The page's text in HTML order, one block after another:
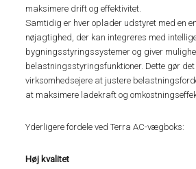
maksimere drift og effektivitet.
Samtidig er hver oplader udstyret med en
nøjagtighed, der kan integreres med
bygningsstyringssystemer og giver
belastningsstyringsfunktioner. Dette gør
virksomhedsejere at justere
at maksimere ladekraft og
Yderligere fordele ved Terra AC-vægboks:
Høj kvalitet